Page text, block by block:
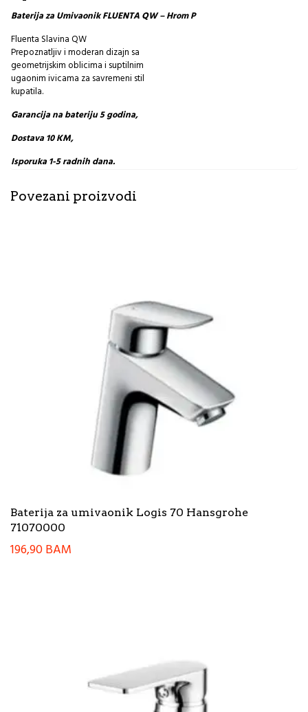
Baterija za Umivaonik FLUENTA QW – Hrom P
Fluenta Slavina QW
Prepoznatljiv i moderan dizajn sa
geometrijskim oblicima i suptilnim
ugaonim ivicama za savremeni stil
kupatila.
Garancija na bateriju 5 godina,
Dostava 10 KM,
Isporuka 1-5 radnih dana.
Povezani proizvodi
Baterija za umivaonik Logis 70 Hansgrohe
71070000
196,90BAM